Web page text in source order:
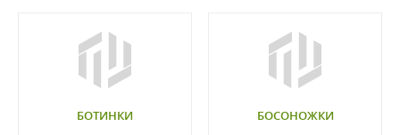
БОТИНКИ БОСОНОЖКИ